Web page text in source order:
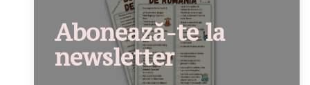
Abonează-te la
newsletter